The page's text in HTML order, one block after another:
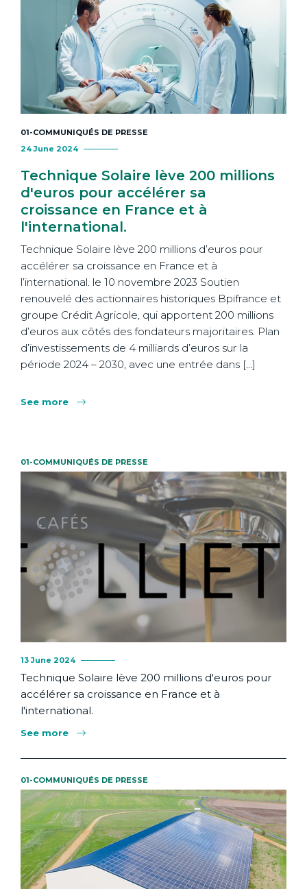
01-COMMUNIQUÉS DE PRESSE
24 June 2024
Technique Solaire lève 200 millions
d'euros pour accélérer sa
croissance en France et à
l'international.
Technique Solaire lève 200 millions d’euros pour
accélérer sa croissance en France et à
l’international. le 10 novembre 2023 Soutien
renouvelé des actionnaires historiques Bpifrance et
groupe Crédit Agricole, qui apportent 200 millions
d’euros aux côtés des fondateurs majoritaires. Plan
d’investissements de 4 milliards d’euros sur la
période 2024 – 2030, avec une entrée dans […]
See more
01-COMMUNIQUÉS DE PRESSE
13 June 2024
Technique Solaire lève 200 millions d'euros pour
accélérer sa croissance en France et à
l'international.
See more
01-COMMUNIQUÉS DE PRESSE